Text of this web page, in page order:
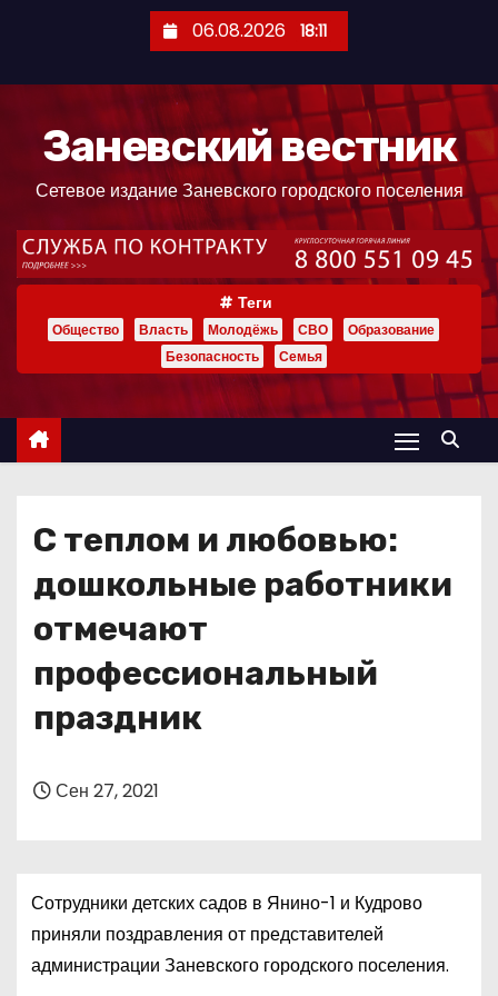
ж
06.08.2026 18:11
Заневский вестник
Сетевое издание Заневского городского поселения
Теги
Общество Власть Молодёжь СВО
Образование
Безопасность
Семья
С теплом и любовью:
дошкольные работники
отмечают
профессиональный
праздник
Сен 27, 2021
Сотрудники детских садов в Янино-1 и Кудрово
приняли поздравления от представителей
администрации Заневского городского поселения.